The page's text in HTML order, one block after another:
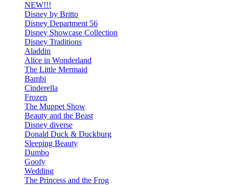
NEW!!!
Disney by Britto
Disney Department 56
Disney Showcase Collection
Disney Traditions
Aladdin
Alice in Wonderland
The Little Mermaid
Bambi
Cinderella
Frozen
The Muppet Show
Beauty and the Beast
Disney diverse
Donald Duck & Duckburg
Sleeping Beauty
Dumbo
Goofy
Wedding
The Princess and the Frog